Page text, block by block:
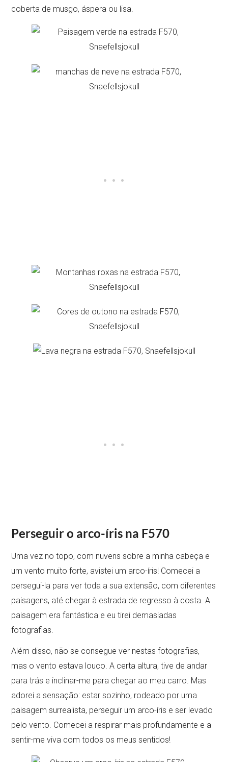
coberta de musgo, áspera ou lisa.
Perseguir o arco-íris na F570
Uma vez no topo, com nuvens sobre a minha cabeça e
um vento muito forte, avistei um arco-íris! Comecei a
persegui-la para ver toda a sua extensão, com diferentes
paisagens, até chegar à estrada de regresso à costa. A
paisagem era fantástica e eu tirei demasiadas
fotografias.
Além disso, não se consegue ver nestas fotografias,
mas o vento estava louco. A certa altura, tive de andar
para trás e inclinar-me para chegar ao meu carro. Mas
adorei a sensação: estar sozinho, rodeado por uma
paisagem surrealista, perseguir um arco-íris e ser levado
pelo vento. Comecei a respirar mais profundamente e a
sentir-me viva com todos os meus sentidos!